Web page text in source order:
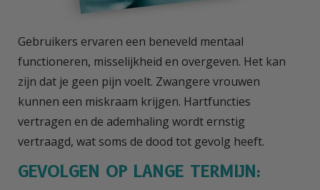
Gebruikers ervaren een beneveld mentaal
functioneren, misselijkheid en overgeven. Het kan
zijn dat je geen pijn voelt. Zwangere vrouwen
kunnen een miskraam krijgen. Hartfuncties
vertragen en de ademhaling wordt ernstig
vertraagd, wat soms de dood tot gevolg heeft.
GEVOLGEN OP LANGE TERMIJN: